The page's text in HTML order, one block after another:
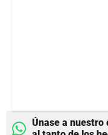
Únase a nuestro